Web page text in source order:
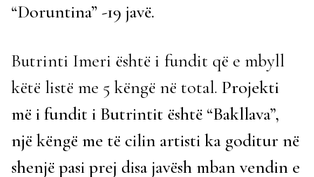
“Doruntina” -19 javë.
Butrinti Imeri është i fundit që e mbyll
këtë listë me 5 këngë në total. Projekti
më i fundit i Butrintit është “Bakllava”,
një këngë me të cilin artisti ka goditur në
shenjë pasi prej disa javësh mban vendin e